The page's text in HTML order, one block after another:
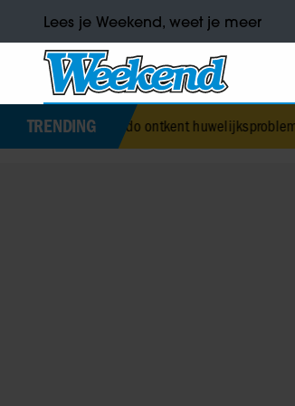
Lees je Weekend, weet je meer
TRENDING
ontkent huwelijksproblemen• Jurre